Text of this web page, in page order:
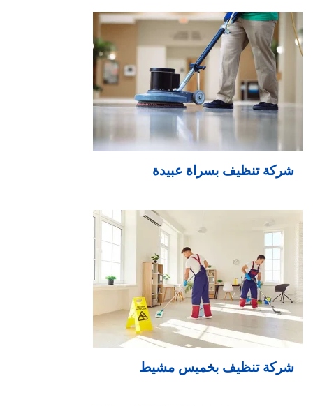
شركة تنظيف بسراة عبيدة
شركة تنظيف بخميس مشيط